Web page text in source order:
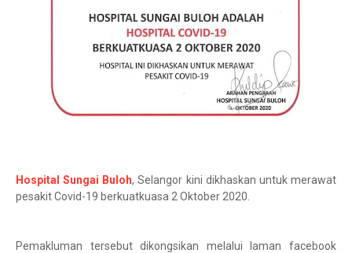
Hospital Sungai Buloh, Selangor kini dikhaskan untuk merawat
pesakit Covid-19 berkuatkuasa 2 Oktober 2020.
Pemakluman tersebut dikongsikan melalui laman facebook